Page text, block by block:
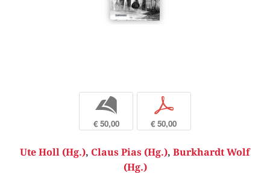
b
€ 50,00
p
€ 50,00
Ute Holl (Hg.), Claus Pias (Hg.), Burkhardt Wolf
(Hg.)